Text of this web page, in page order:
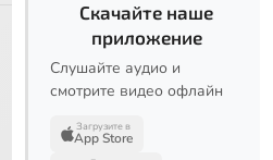
Скачайте наше
приложение
Слушайте аудио и
смотрите видео офлайн
Загрузите в
App Store